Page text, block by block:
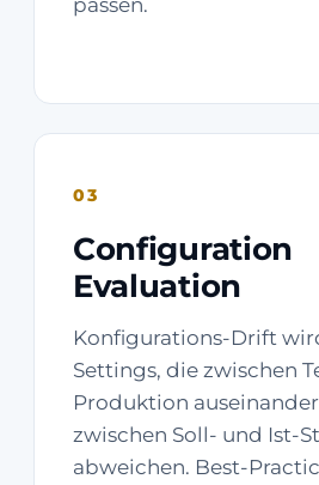
passen.
03
Configuration
Evaluation
Konfigurations-Drift
Settings, die zwischen
Produktion
zwischen Soll- und Ist-
abweichen. Best-